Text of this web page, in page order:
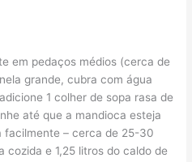
em pedaços médios (cerca de
grande, cubra com água
1 colher de sopa rasa de
até que a mandioca esteja
facilmente – cerca de 25-30
cozida e 1,25 litros do caldo de